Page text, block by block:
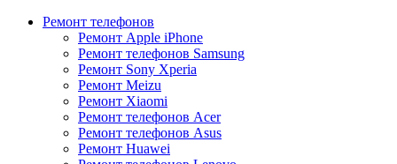
Ремонт телефонов
Ремонт Apple iPhone
Ремонт телефонов Samsung
Ремонт Sony Xperia
Ремонт Meizu
Ремонт Xiaomi
Ремонт телефонов Acer
Ремонт телефонов Asus
Ремонт Huawei